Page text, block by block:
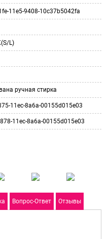
11e5-9408-10c37b5042fa
L)
ручная стирка
11ec-8a6a-00155d015e03
11ec-8a6a-00155d015e03
Вопрос-Ответ Отзывы